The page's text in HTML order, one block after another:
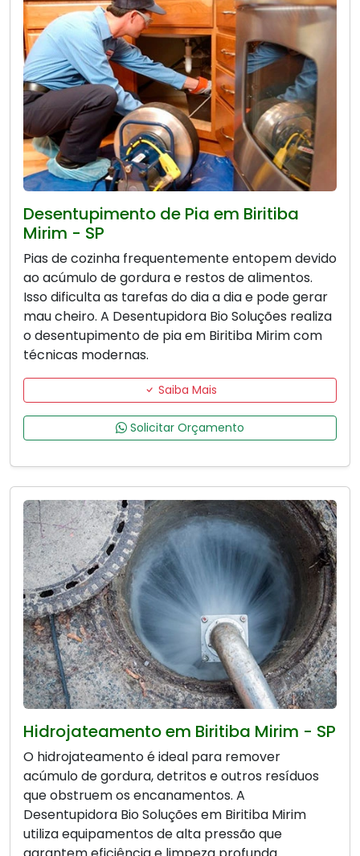
Desentupimento de Pia em Biritiba
Mirim - SP
Pias de cozinha frequentemente entopem devido
ao acúmulo de gordura e restos de alimentos.
Isso dificulta as tarefas do dia a dia e pode gerar
mau cheiro. A Desentupidora Bio Soluções realiza
o desentupimento de pia em Biritiba Mirim com
técnicas modernas.
Saiba Mais
Solicitar Orçamento
Hidrojateamento em Biritiba Mirim - SP
O hidrojateamento é ideal para remover
acúmulo de gordura, detritos e outros resíduos
que obstruem os encanamentos. A
Desentupidora Bio Soluções em Biritiba Mirim
utiliza equipamentos de alta pressão que